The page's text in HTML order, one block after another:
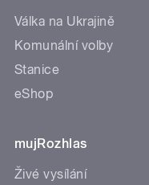
Válka na Ukrajině
Komunální volby
Stanice
eShop
mujRozhlas
Živé vysílání